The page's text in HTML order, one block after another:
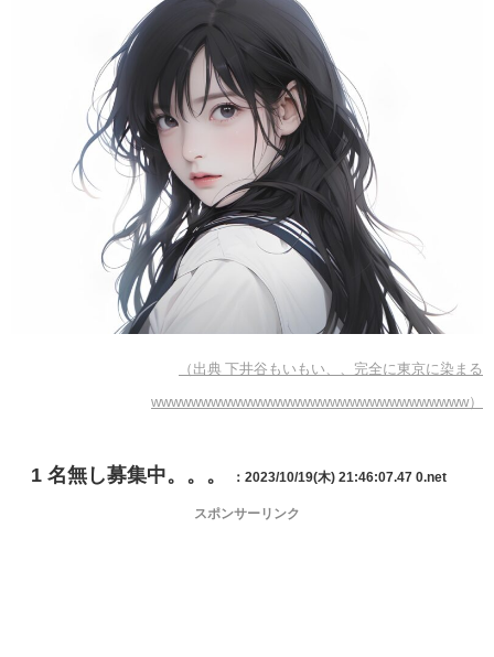
（出典 下井谷もいもい、、完全に東京に染まる
wwwwwwwwwwwwwwwwwwwwwwwwwwwwwwww）
1 名無し募集中。。。 ：2023/10/19(木) 21:46:07.47 0.net
スポンサーリンク